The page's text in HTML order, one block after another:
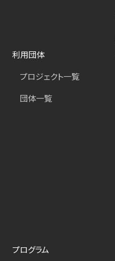
利用団体
プロジェクト一覧
団体一覧
プログラム